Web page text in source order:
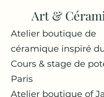
Art &
Atelier boutique de
céramique inspiré
Cours & stage de
Paris
Atelier boutique of